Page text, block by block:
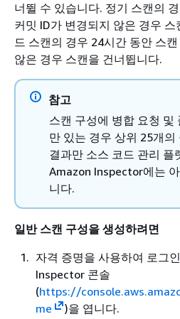
너뛸 수 있습니다. 정기 스캔의
커밋 ID가 변경되지 않은 경우
드 스캔의 경우 24시간 동안 스
않은 경우 스캔을 건너뜁니다.
참고
스캔 구성에 병합 요청 및
만 있는 경우 상위 25개
결과만 소스 코드 관리 플
Amazon Inspector에는
니다.
일반 스캔 구성을 생성하려면
자격 증명을 사용하여 로그
Inspector 콘솔
(https://
me
)을 엽니다.